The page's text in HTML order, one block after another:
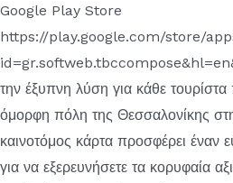
Google Play Store
https://play.google.com/store/
την έξυπνη λύση για κάθε τουρίστα
όμορφη πόλη της Θεσσαλονίκης
καινοτόμος κάρτα προσφέρει έναν
για να εξερευνήσετε τα κορυφαία